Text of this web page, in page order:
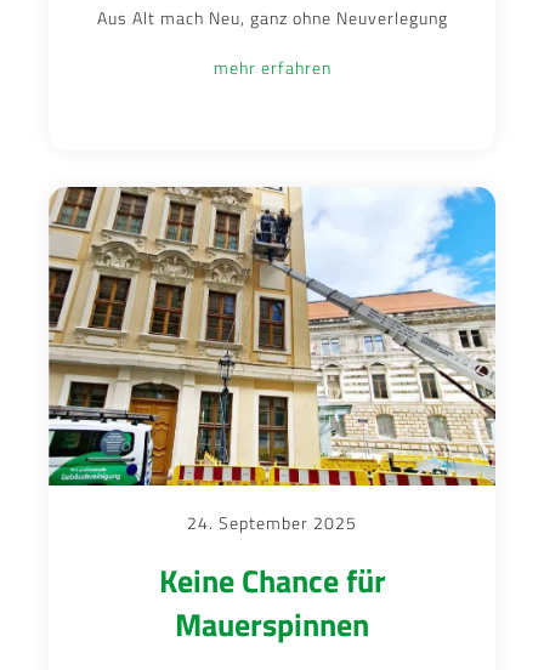
Aus Alt mach Neu, ganz ohne Neuverlegung
mehr erfahren
24. September 2025
Keine Chance für
Mauerspinnen